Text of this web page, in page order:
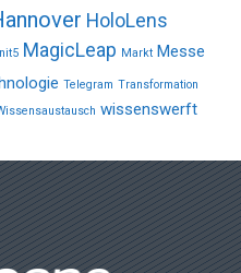
HoloLens
MagicLeap Markt Messe
Telegram Transformation
wissenswerft